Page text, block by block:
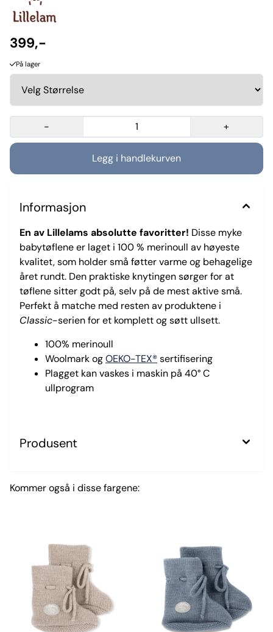
399,-
På lager
- +
Informasjon
En av Lillelams absolutte favoritter! Disse myke
babytøflene er laget i 100 % merinoull av høyeste
kvalitet, som holder små føtter varme og behagelige
året rundt. Den praktiske knytingen sørger for at
tøflene sitter godt på, selv på de mest aktive små.
Perfekt å matche med resten av produktene i
Classic-serien for et komplett og søtt ullsett.
100% merinoull
Woolmark ogOEKO-TEX®sertifisering
Plagget kan vaskes i maskin på 40° C
ullprogram
Produsent
Kommer også i disse fargene: